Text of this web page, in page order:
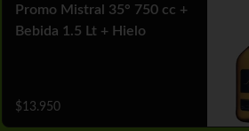
Promo Mistral 35° 750 cc +
Bebida 1.5 Lt + Hielo
$13.950